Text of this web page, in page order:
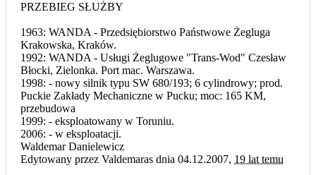
PRZEBIEG SŁUŻBY
1963: WANDA - Przedsiębiorstwo Państwowe Żegluga
Krakowska, Kraków.
1992: WANDA - Usługi Żeglugowe "Trans-Wod" Czesław
Błocki, Zielonka. Port mac. Warszawa.
1998: - nowy silnik typu SW 680/193; 6 cylindrowy; prod.
Puckie Zakłady Mechaniczne w Pucku; moc: 165 KM,
przebudowa
1999: - eksploatowany w Toruniu.
2006: - w eksploatacji.
Waldemar Danielewicz
Edytowany przez Valdemaras dnia 04.12.2007, 19 lat temu